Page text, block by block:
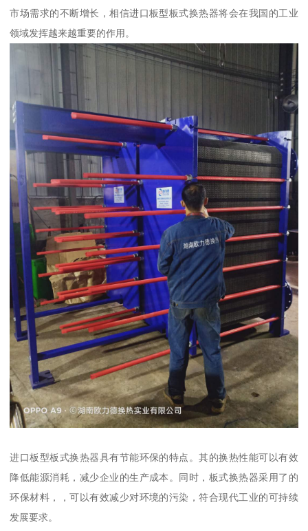
市场需求的不断增长，相信进口板型板式换热器将会在我国的工业
领域发挥越来越重要的作用。
进口板型板式换热器具有节能环保的特点。其的换热性能可以有效
降低能源消耗，减少企业的生产成本。同时，板式换热器采用了的
环保材料，，可以有效减少对环境的污染，符合现代工业的可持续
发展要求。